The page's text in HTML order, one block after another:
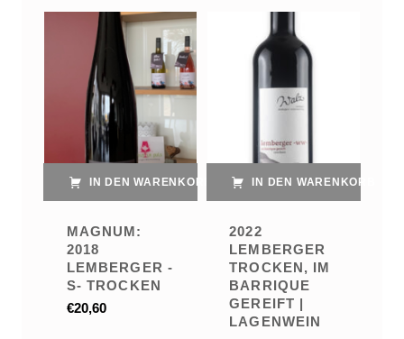
IN DEN WARENKORB
MAGNUM:
2018
LEMBERGER -
S- TROCKEN
€20,60
IN DEN WARENKORB
2022
LEMBERGER
TROCKEN, IM
BARRIQUE
GEREIFT |
LAGENWEIN